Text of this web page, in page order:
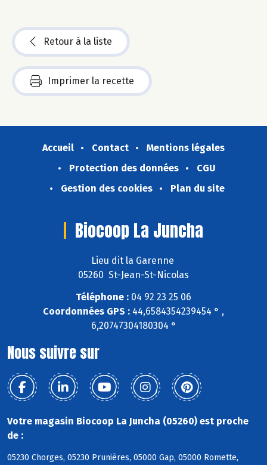
Retour à la liste
Imprimer la recette
Accueil Contact
Mentions légales
Protection des données
CGU
Gestion des cookies
Plan du site
Biocoop La Juncha
Lieu dit la Garenne
05260 St-Jean-St-Nicolas
Téléphone : 04 92 23 25 06
Coordonnées GPS : 44,6584354239454 ° ,
6,20747304180304 °
Nous suivre sur
Votre magasin Biocoop La Juncha (05260) est proche
de :
05230 Chorges, 05230 Prunières, 05000 Gap, 05000 Romette,